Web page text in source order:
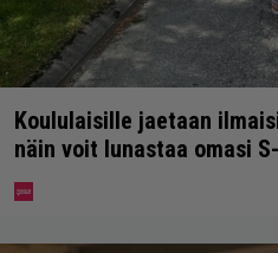
Koululaisille jaetaan
näin voit lunastaa omasi